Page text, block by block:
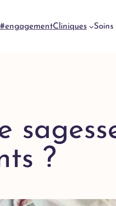
#engagementCliniques
?